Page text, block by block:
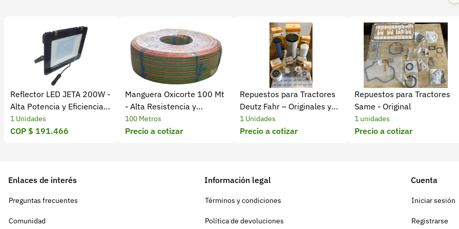
Reflector LED JETA 200W -
Alta Potencia y Eficiencia
Energética
1 Unidades
COP $ 191.466
Manguera Oxicorte 100 Mt
- Alta Resistencia y
Durabilidad
100 Metros
Precio a cotizar
Repuestos para Tractores
Deutz Fahr – Originales y
Homologados
1 Unidades
Precio a cotizar
Repuestos para Tractores
Same - Original
1 unidades
Precio a cotizar
Enlaces de interés
Preguntas frecuentes
Comunidad
Información legal
Términos y condiciones
Política de devoluciones
Cuenta
Iniciar sesión
Registrarse